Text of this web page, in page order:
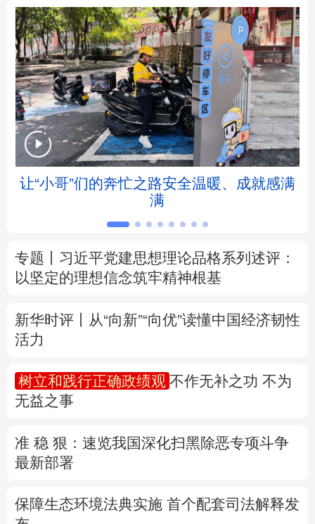
文化产业
地方频道
北京 天津 河北 山西
辽宁 吉林 上海 江苏
广东 广西 海南
四川 贵州 云南 西藏
陕西
新疆 内蒙古 黑龙江
多语种频道
让“小哥”们的奔忙之路安全温暖、成就感满
满
专题丨 习近平党建思想理论品格系列述评：
以坚定的理想信念筑牢精神根基
新华时评丨从“向新”“向优”读懂中国经济韧性
活力
树立和践行正确政绩观 不作无补之功 不为
无益之事
准 稳 狠：速览我国深化扫黑除恶专项斗争
最新部署
保障生态环境法典实施 首个配套司法解释发